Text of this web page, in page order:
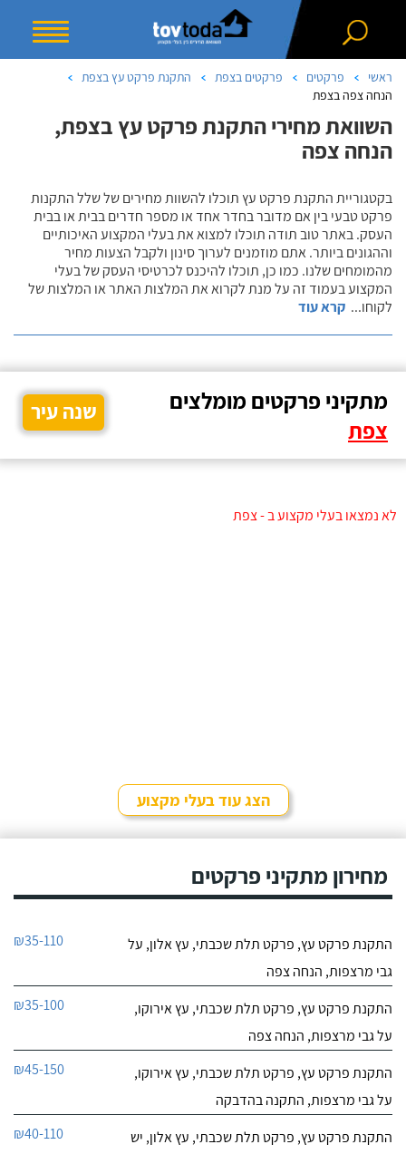
ראשי פרקטים פרקטים בצפת
התקנת פרקט עץ בצפת
הנחה צפה בצפת
השוואת מחירי התקנת פרקט עץ בצפת,
הנחה צפה
בקטגוריית התקנת פרקט עץ תוכלו להשוות מחירים של שלל התקנות
פרקט טבעי בין אם מדובר בחדר אחד או מספר חדרים בבית או בבית
העסק. באתר טוב תודה תוכלו למצוא את בעלי המקצוע האיכותיים
וההגונים ביותר. אתם מוזמנים לערוך סינון ולקבל הצעות מחיר
מהמומחים שלנו. כמו כן, תוכלו להיכנס לכרטיסי העסק של בעלי
המקצוע בעמוד זה על מנת לקרוא את המלצות האתר או המלצות של
לקוחו... קרא עוד
מתקיני פרקטים מומלצים
צפת
שנה עיר
לא נמצאו בעלי מקצוע ב - צפת
הצג עוד בעלי מקצוע
מחירון מתקיני פרקטים
התקנת פרקט עץ, פרקט תלת שכבתי, עץ אלון, על
גבי מרצפות, הנחה צפה
₪35-110
התקנת פרקט עץ, פרקט תלת שכבתי, עץ אירוקו,
על גבי מרצפות, הנחה צפה
₪35-100
התקנת פרקט עץ, פרקט תלת שכבתי, עץ אירוקו,
על גבי מרצפות, התקנה בהדבקה
₪45-150
התקנת פרקט עץ, פרקט תלת שכבתי, עץ אלון, יש
₪40-110